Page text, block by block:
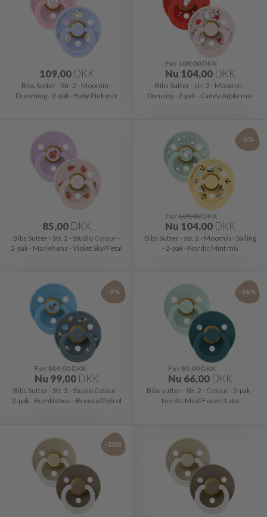
109,00 DKK
Bibs Sutter - Str. 2 - Moomin -
Dreaming - 2-pak - Baby Pink mix
Før109,00 DKK
Nu 104,00 DKK
Bibs Sutter - str. 2 - Moomin -
Dancing - 2-pak - Candy Apple mix
85,00 DKK
Bibs Sutter - Str. 2 - Studio Colour -
2-pak - Mariehøns - Violet Sky/Petal
-5%
Før109,00 DKK
Nu 104,00 DKK
Bibs Sutter - str. 2 - Moomin - Sailing
- 2-pak - Nordic Mint mix
-9%
Før109,00DKK
Nu 99,00 DKK
Bibs Sutter - Str. 2 - Studio Colour -
2-pak - Bumblebee - Breeze/Petrol
-26%
Før89,00 DKK
Nu 66,00 DKK
Bibs sutter - Str. 2 - Colour - 2-pak -
Nordic Mint/Forest Lake
-20%